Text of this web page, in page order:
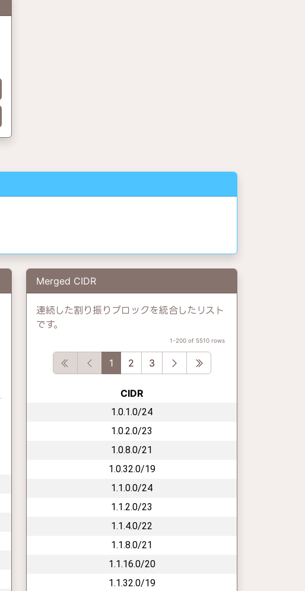
Merged CIDR
連続した割り振りブロックを統合したリスト
です。
1-200 of 5510 rows
First Previous
1 2 3 Next Last
CIDR
1.0.1.0/24
1.0.2.0/23
1.0.8.0/21
1.0.32.0/19
1.1.0.0/24
1.1.2.0/23
1.1.4.0/22
1.1.8.0/21
1.1.16.0/20
1.1.32.0/19